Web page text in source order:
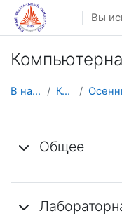
Перейти к основному
Вы
В начало Курсы
Общее